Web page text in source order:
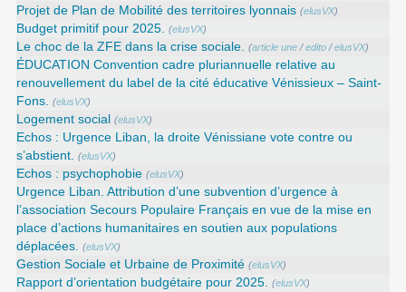
Projet de Plan de Mobilité des territoires lyonnais (elusVX)
Budget primitif pour 2025. (elusVX)
Le choc de la ZFE dans la crise sociale. (article une /edito /elusVX)
ÉDUCATION Convention cadre pluriannuelle relative au
renouvellement du label de la cité éducative Vénissieux – Saint-
Fons.
(elusVX)
Logement social (elusVX)
Echos : Urgence Liban, la droite Vénissiane vote contre ou
s’abstient.
(elusVX)
Echos : psychophobie (elusVX)
Urgence Liban. Attribution d’une subvention d’urgence à
l’association Secours Populaire Français en vue de la mise en
place d’actions humanitaires en soutien aux populations
déplacées.
(elusVX)
Gestion Sociale et Urbaine de Proximité (elusVX)
Rapport d’orientation budgétaire pour 2025. (elusVX)